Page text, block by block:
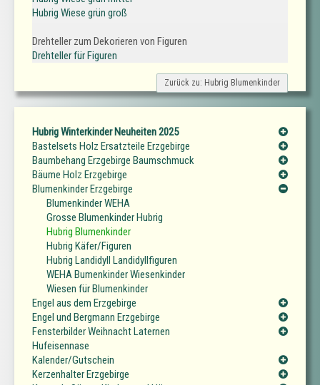
Hubrig Wiese grün groß
Drehteller zum Dekorieren von Figuren
Drehteller für Figuren
Zurück zu: Hubrig Blumenkinder
Hubrig Winterkinder Neuheiten 2025
Bastelsets Holz Ersatzteile Erzgebirge
Baumbehang Erzgebirge Baumschmuck
Bäume Holz Erzgebirge
Blumenkinder Erzgebirge
Blumenkinder WEHA
Grosse Blumenkinder Hubrig
Hubrig Blumenkinder
Hubrig Käfer/Figuren
Hubrig Landidyll Landidyllfiguren
WEHA Bumenkinder Wiesenkinder
Wiesen für Blumenkinder
Engel aus dem Erzgebirge
Engel und Bergmann Erzgebirge
Fensterbilder Weihnacht Laternen
Hufeisennase
Kalender/Gutschein
Kerzenhalter Erzgebirge